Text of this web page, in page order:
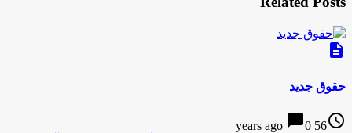
description
حقوق جدید
access_time
56 years ago
chat_bubble0